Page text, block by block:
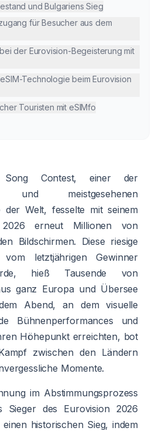
und Bulgariens Sieg
für Besucher aus dem
der Eurovision-Begeisterung mit
Technologie beim Eurovision
Touristen mit eSIMfo
Song Contest, einer der
und meistgesehenen
der Welt, fesselte mit seinem
erneut Millionen von
Bildschirmen. Diese riesige
vom letztjährigen Gewinner
hieß Tausende von
ganz Europa und Übersee
Abend, an dem visuelle
Bühnenperformances und
Höhepunkt erreichten, bot
zwischen den Ländern
Momente.
im Abstimmungsprozess
Sieger des Eurovision 2026
historischen Sieg, indem